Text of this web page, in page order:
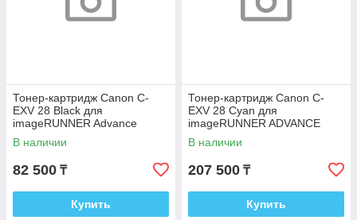
Тонер-картридж Canon C-
EXV 28 Black для
imageRUNNER Advance
C5045/C5051/C5250/C5255
2789B002
В наличии
82 500 ₸
Купить
Тонер-картридж Canon C-
EXV 28 Cyan для
imageRUNNER ADVANCE
C5000 2793B002
В наличии
207 500 ₸
Купить